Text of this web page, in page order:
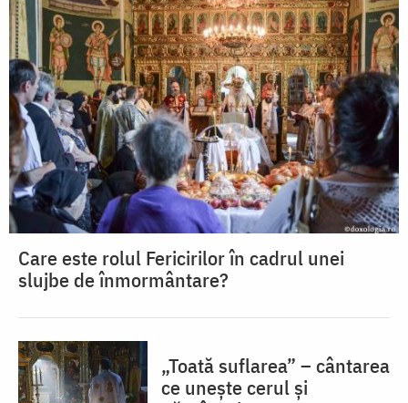
Care este rolul Fericirilor în cadrul unei
slujbe de înmormântare?
„Toată suflarea” – cântarea
ce unește cerul și